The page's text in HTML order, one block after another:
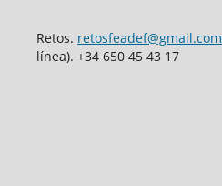
Retos. retosfeadef@gmail.com
línea). +34 650 45 43 17